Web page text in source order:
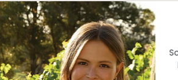
Word een VIP-
Schrijf je in voor de nieuwsbrief en
Friend Ontvang direct10%
sieraden.